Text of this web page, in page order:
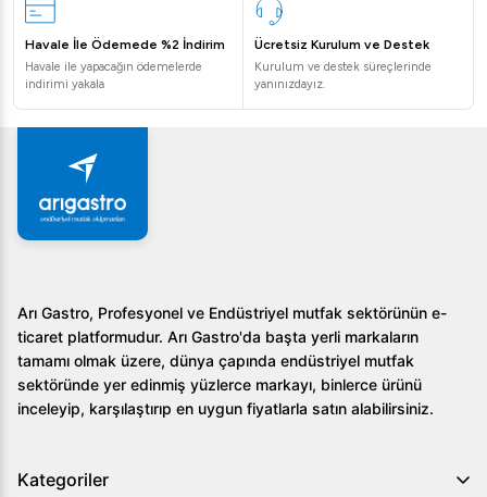
sayesinde cihaz bakımı oldukça kolaydır. Detaylı temizlik
için kullanıcı kılavuzundaki talimatları takip etmeniz önerilir.
Simag SV545 hangi işletmeler için uygundur?
Restoranlar, oteller ve catering hizmeti sunan büyük
ölçekli işletmeler için tavsiye edilir. Yüksek kapasitesi ile
toplu buz ihtiyacını karşılar.
Simag SV545'in enerji tüketimi nasıldır?
Simag SV545 Küp Buz Makinesi 465 Kg/Gün hakkında
daha fazla bilgi almak ve sipariş vermek için web sitemizi
ziyaret edin. Uzman ekibimiz her zaman size yardımcı
olmaktan mutluluk duyacaktır.
Havale İle Ödemede %2 İndirim
Havale ile yapacağın ödemelerde
indirimi yakala
Ücretsiz Kurulum ve Destek
Kurulum ve destek süreçlerinde
yanınızdayız.
Arı Gastro, Profesyonel ve Endüstriyel mutfak sektörünün e-
ticaret platformudur. Arı Gastro'da başta yerli markaların
tamamı olmak üzere, dünya çapında endüstriyel mutfak
sektöründe yer edinmiş yüzlerce markayı, binlerce ürünü
inceleyip, karşılaştırıp en uygun fiyatlarla satın alabilirsiniz.
Kategoriler